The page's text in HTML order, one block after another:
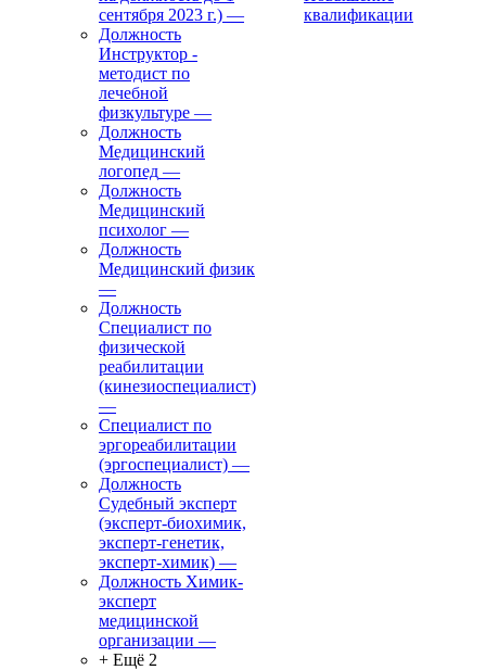
сентября 2023 г.) —
Должность
Инструктор -
методист по
лечебной
физкультуре —
Должность
Медицинский
логопед —
Должность
Медицинский
психолог —
Должность
Медицинский физик
—
Должность
Специалист по
физической
реабилитации
(кинезиоспециалист)
—
Специалист по
эргореабилитации
(эргоспециалист) —
Должность
Судебный эксперт
(эксперт-биохимик,
эксперт-генетик,
эксперт-химик) —
Должность Химик-
эксперт
медицинской
организации —
+ Ещё 2
квалификации